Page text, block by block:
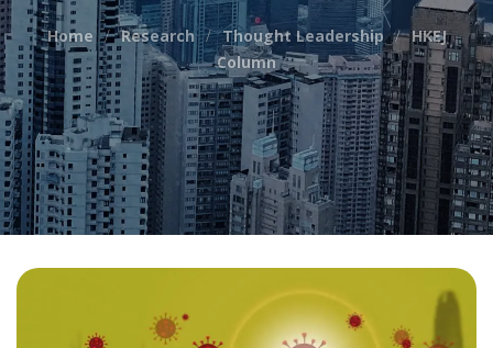
Home Research Thought Leadership
HKEJ
Column